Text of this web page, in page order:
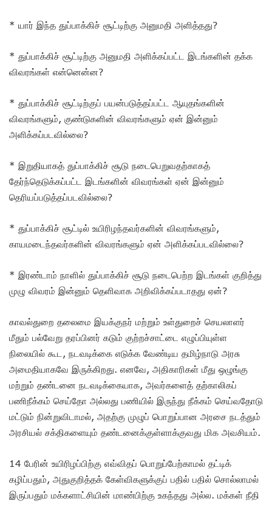
* யார் இந்த துப்பாக்கிச் சூட்டிற்கு அனுமதி அளித்தது?
* துப்பாக்கிச் சூட்டிற்கு அனுமதி அளிக்கப்பட்ட இடங்களின் தக்க
விவரங்கள் என்னென்ன?
* துப்பாக்கிச் சூட்டிற்குப் பயன்படுத்தப்பட்ட ஆயுதங்களின்
விவரங்களும், குண்டுகளின் விவரங்களும் ஏன் இன்னும்
அளிக்கப்படவில்லை?
* இறுதியாகத் துப்பாக்கிச் சூடு நடைபெறுவதற்காகத்
தேர்ந்தெடுக்கப்பட்ட இடங்களின் விவரங்கள் ஏன் இன்னும்
தெரியப்படுத்தப்படவில்லை?
* துப்பாக்கிச் சூட்டில் உயிரிழந்தவர்களின் விவரங்களும்,
காயமடைந்தவர்களின் விவரங்களும் ஏன் அளிக்கப்படவில்லை?
* இரண்டாம் நாளில் துப்பாக்கிச் சூடு நடைபெற்ற இடங்கள் குறித்து
முழு விவரம் இன்னும் தெளிவாக அறிவிக்கப்படாதது ஏன்?
காவல்துறை தலைமை இயக்குநர் மற்றும் உள்துறைச் செயலாளர்
மீதும் பல்வேறு தரப்பினர் கடும் குற்றச்சாட்டை எழுப்பியுள்ள
நிலையில் கூட, நடவடிக்கை எடுக்க வேண்டிய தமிழ்நாடு அரசு
அமைதியாகவே இருக்கிறது. எனவே, அதிகாரிகள் மீது ஒழுங்கு
மற்றும் தண்டனை நடவடிக்கையாக, அவர்களைத் தற்காலிகப்
பணிநீக்கம் செய்தோ அல்லது பணியில் இருந்து நீக்கம் செய்வதோடு
மட்டும் நின்றுவிடாமல், அதற்கு முழுப் பொறுப்பான அரசை நடத்தும்
அரசியல் சக்திகளையும் தண்டனைக்குள்ளாக்குவது மிக அவசியம்.
14 பேரின் உயிரிழப்பிற்கு எவ்விதப் பொறுப்பேற்காமல் தட்டிக்
கழிப்பதும், அதுகுறித்தக் கேள்விகளுக்குப் பதில் பதில் சொல்லாமல்
இருப்பதும் மக்களாட்சியின் மாண்பிற்கு உகந்தது அல்ல. மக்கள் நீதி